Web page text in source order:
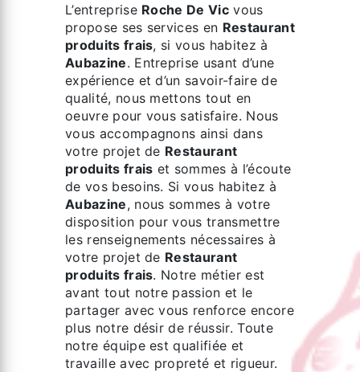
L’entreprise Roche De Vic vous
propose ses services en Restaurant
produits frais, si vous habitez à
Aubazine. Entreprise usant d’une
expérience et d’un savoir-faire de
qualité, nous mettons tout en
oeuvre pour vous satisfaire. Nous
vous accompagnons ainsi dans
votre projet de Restaurant
produits frais et sommes à l’écoute
de vos besoins. Si vous habitez à
Aubazine, nous sommes à votre
disposition pour vous transmettre
les renseignements nécessaires à
votre projet de Restaurant
produits frais. Notre métier est
avant tout notre passion et le
partager avec vous renforce encore
plus notre désir de réussir. Toute
notre équipe est qualifiée et
travaille avec propreté et rigueur.